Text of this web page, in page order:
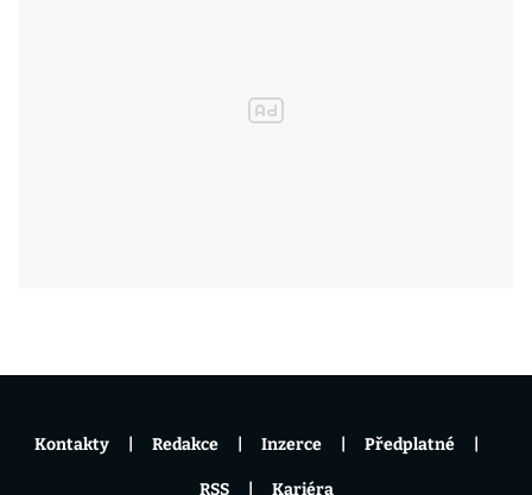
Kontakty Redakce Inzerce Předplatné
RSS Kariéra